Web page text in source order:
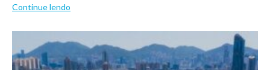
Continue lendo